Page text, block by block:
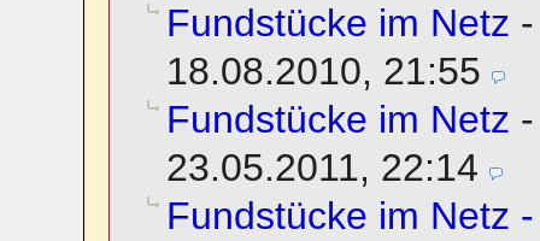
Fundstücke im Netz
18.08.2010, 21:55
Fundstücke im Netz
23.05.2011, 22:14
Fundstücke im Netz